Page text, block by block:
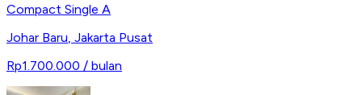
Compact Single A
Johar Baru Jakarta Pusat
Rp1.700.000 / bulan